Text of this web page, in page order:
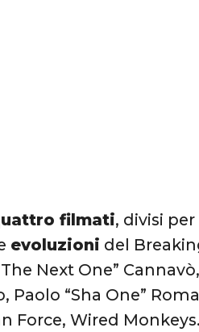
filmati, divisi
evoluzioni del
Next One”
Paolo “Sha One”
Force, Wired